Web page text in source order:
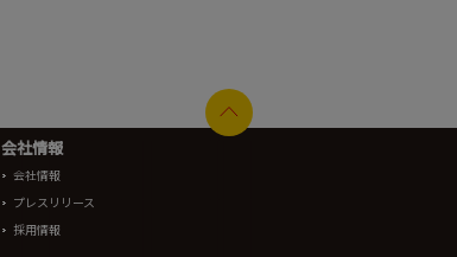
会社情報
会社情報
プレスリリース
採用情報